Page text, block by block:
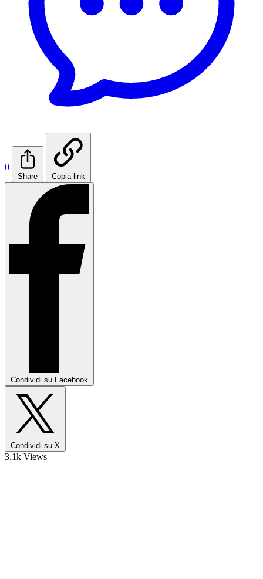
0
Share Copia link
Condividi su Facebook
Condividi su X
3.1k Views